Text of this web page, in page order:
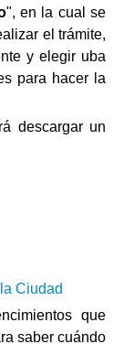
", en la cual se
el trámite,
y elegir uba
para hacer la
descargar un
Ciudad
que
saber cuándo